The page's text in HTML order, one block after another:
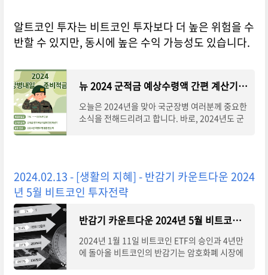
알트코인 투자는 비트코인 투자보다 더 높은 위험을 수
반할 수 있지만, 동시에 높은 수익 가능성도 있습니다.
뉴 2024 군적금 예상수령액 간편 계산기 매칭지원금 병 봉급 인상액
오늘은 2024년을 맞아 국군장병 여러분께 중요한
소식을 전해드리려고 합니다. 바로, 2024년도 군
2024.02.13 - [생활의 지혜] - 반감기 카운트다운 2024
년 5월 비트코인 투자전략
반감기 카운트다운 2024년 5월 비트코인 투자전략
2024년 1월 11일 비트코인 ETF의 승인과 4년만
에 돌아올 비트코인의 반감기는 암호화폐 시장에